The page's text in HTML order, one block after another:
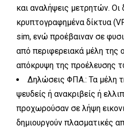
και αναλήψεις μετρητών.
κρυπτογραφημένα δίκτυα
sim, ενώ προέβαιναν σε
από περιφερειακά μέλη της
απόκρυψη της προέλευσης
Δηλώσεις ΦΠΑ.: Τα μέλη
ψευδείς ή ανακριβείς ή
προχωρούσαν σε λήψη
δημιουργούν πλασματικές